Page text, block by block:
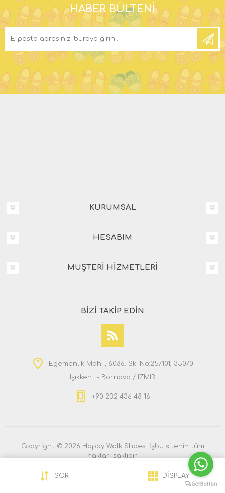
HABER BÜLTENI
KURUMSAL
HESABIM
MÜŞTERI HIZMETLERI
BIZI TAKIP EDIN
Egemenlik Mah. , 6086. Sk. No:25/101, 35070
Işıkkent - Bornova / IZMIR
+90 232 436 48 16
Copyright © 2026 Happy Walk Shoes. İşbu sitenin tüm
hakları saklıdır.
SORT DISPLAY